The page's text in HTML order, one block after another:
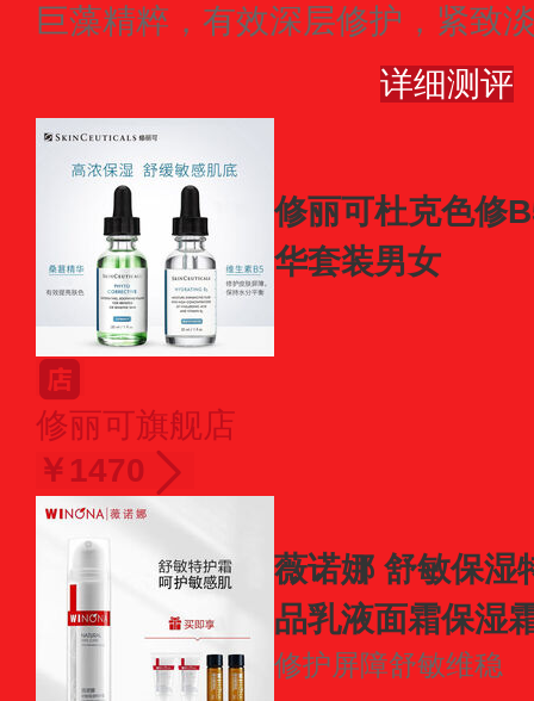
巨藻精粹，有效深层修护，紧致
详细测评
修丽可杜克色修
华套装男女
修丽可旗舰店
￥1470
薇诺娜 舒敏保湿
品乳液面霜保湿
修护屏障舒敏维稳